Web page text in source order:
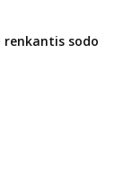
sodo